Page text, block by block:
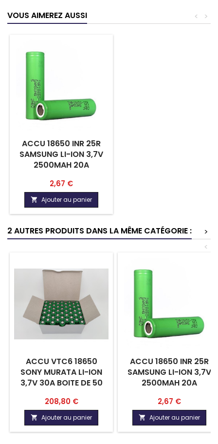
VOUS AIMEREZ AUSSI >
<
ACCU 18650 INR 25R
SAMSUNG LI-ION 3,7V
2500MAH 20A
Prix
2,67 €
 Ajouter au panier
2 AUTRES PRODUITS DANS LA MÊME CATÉGORIE :
>
<
ACCU VTC6 18650
SONY MURATA LI-ION
3,7V 30A BOITE DE 50
Prix
208,80 €
 Ajouter au panier
ACCU 18650 INR 25R
SAMSUNG LI-ION 3,7V
2500MAH 20A
Prix
2,67 €
 Ajouter au panier